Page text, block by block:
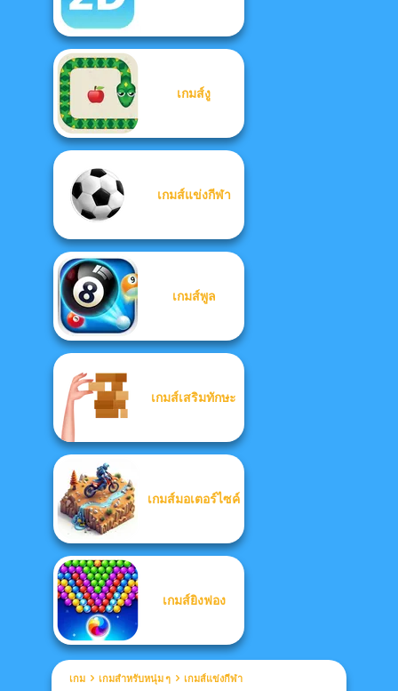
เกมส์งู
เกมส์แข่งกีฬา
เกมส์พูล
เกมส์เสริมทักษะ
เกมส์มอเตอร์ไซค์
เกมส์ยิงฟอง
เกม เกมสำหรับหนุ่ม ๆ เกมส์แข่งกีฬา